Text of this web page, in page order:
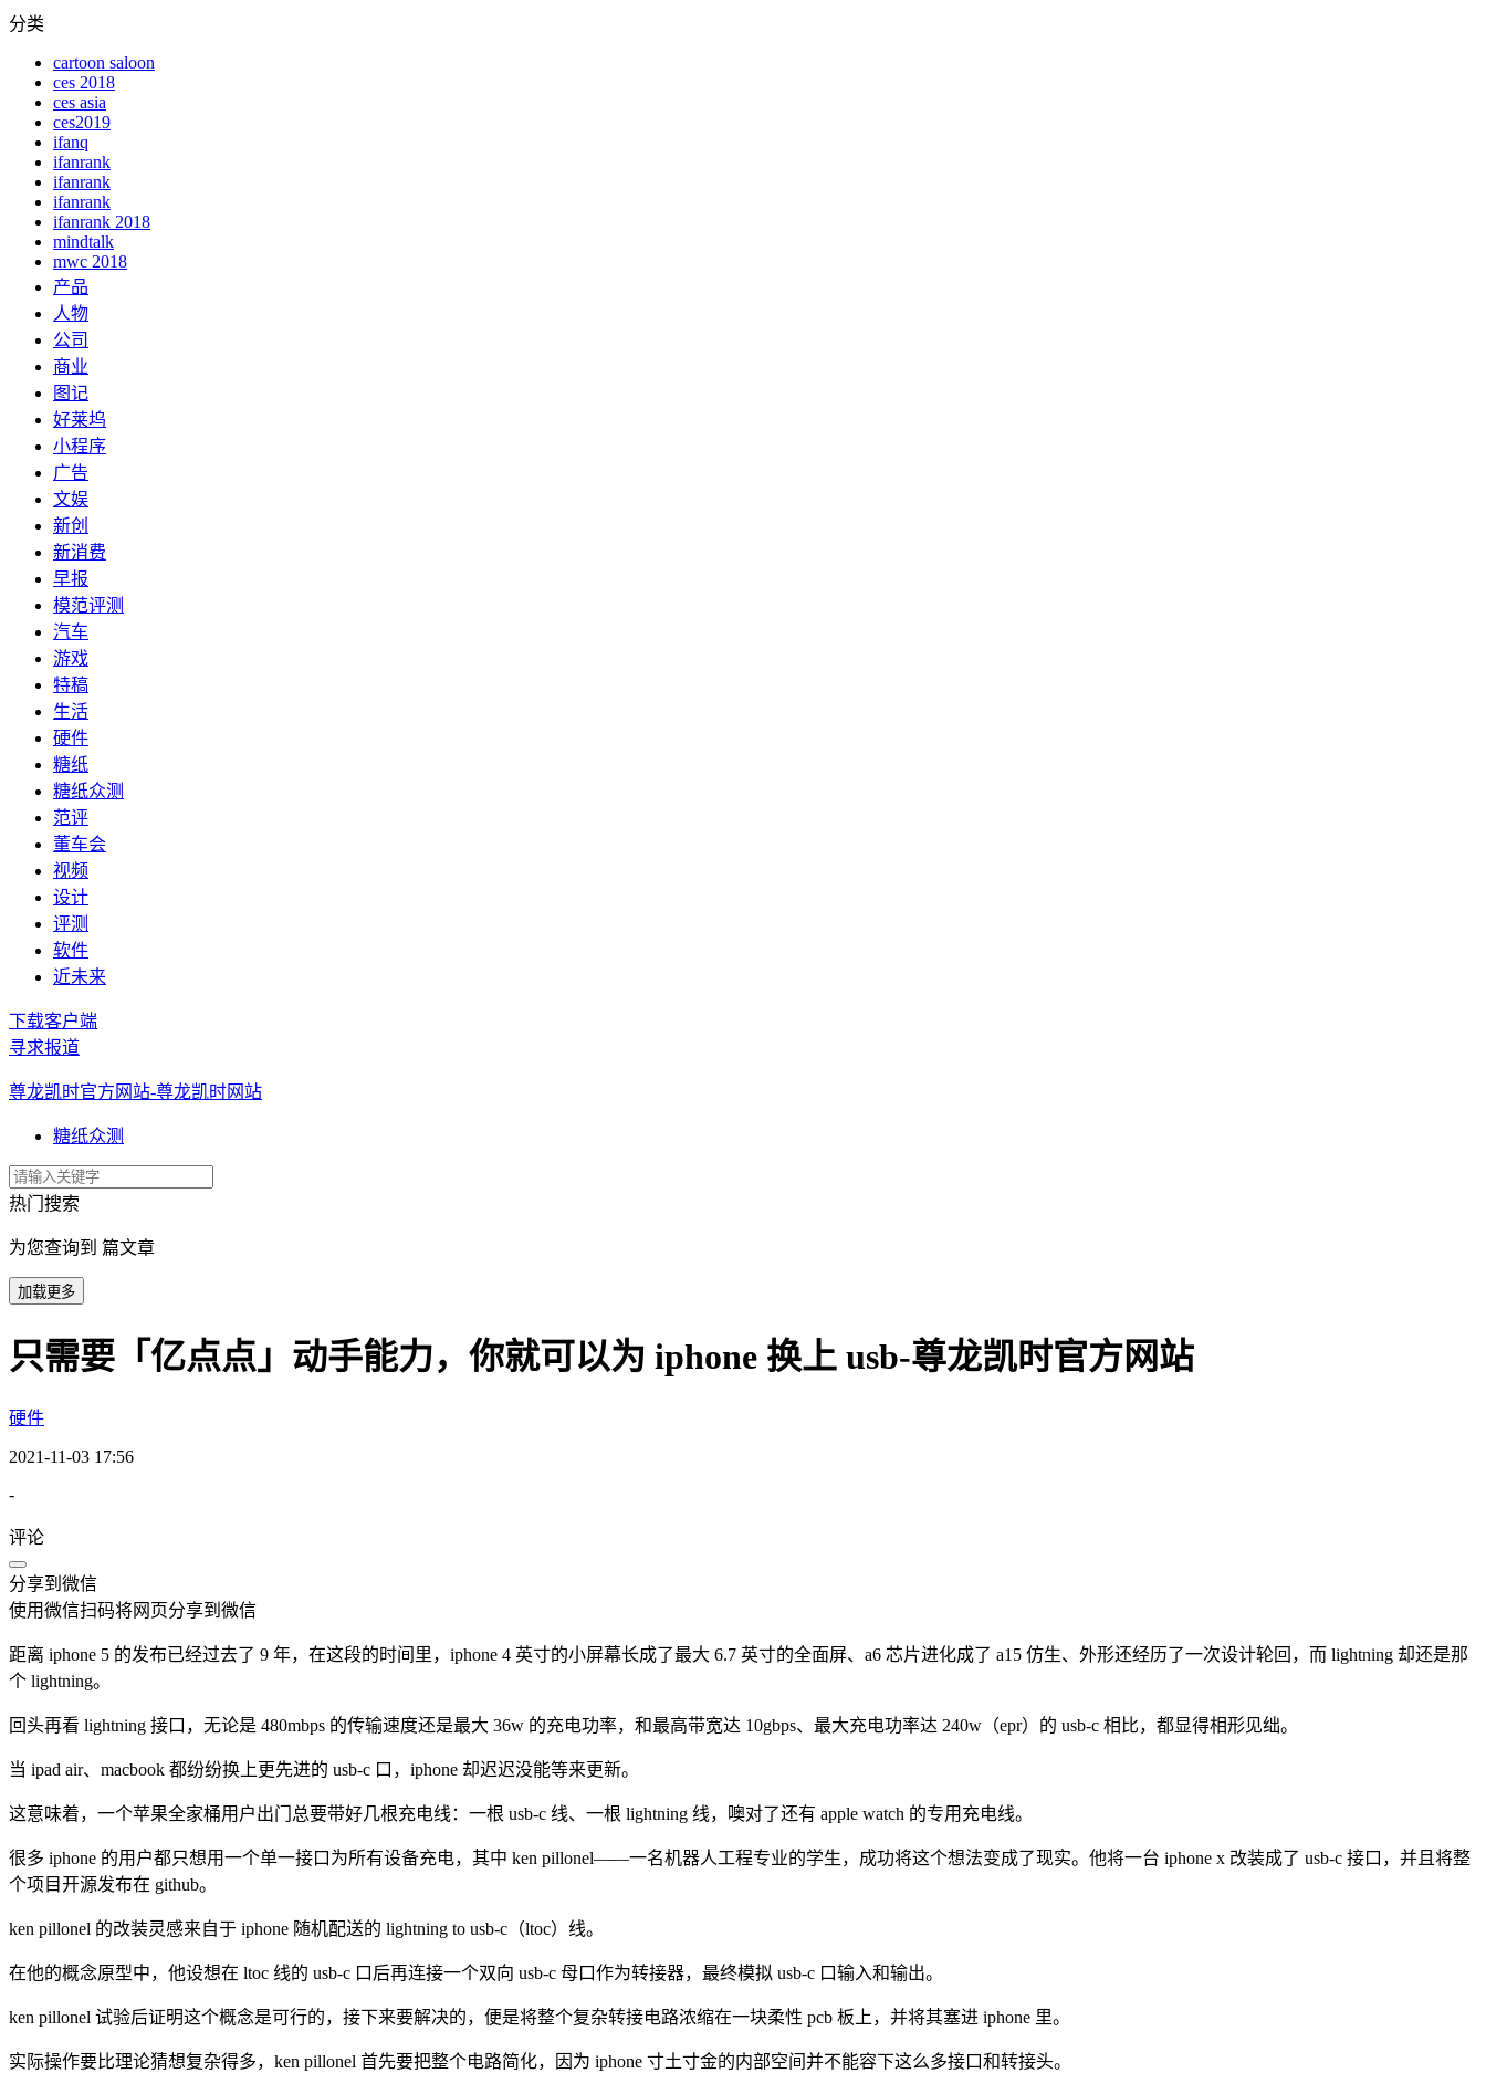
分类
cartoon saloon
ces 2018
ces asia
ces2019
ifanq
ifanrank
ifanrank
ifanrank
ifanrank 2018
mindtalk
mwc 2018
产品
人物
公司
商业
图记
好莱坞
小程序
广告
文娱
新创
新消费
早报
模范评测
汽车
游戏
特稿
生活
硬件
糖纸
糖纸众测
范评
董车会
视频
设计
评测
软件
近未来
下载客户端
寻求报道
尊龙凯时官方网站-尊龙凯时网站
糖纸众测
热门搜索
为您查询到 篇文章
加载更多
只需要「亿点点」动手能力，你就可以为 iphone 换上 usb-尊龙凯时官方网站
硬件
2021-11-03 17:56
-
评论
分享到微信
使用微信扫码将网页分享到微信
距离 iphone 5 的发布已经过去了 9 年，在这段的时间里，iphone 4 英寸的小屏幕长成了最大 6.7 英寸的全面屏、a6 芯片进化成了 a15 仿生、外形还经历了一次设计轮回，而 lightning 却还是那
个 lightning。
回头再看 lightning 接口，无论是 480mbps 的传输速度还是最大 36w 的充电功率，和最高带宽达 10gbps、最大充电功率达 240w（epr）的 usb-c 相比，都显得相形见绌。
当 ipad air、macbook 都纷纷换上更先进的 usb-c 口，iphone 却迟迟没能等来更新。
这意味着，一个苹果全家桶用户出门总要带好几根充电线：一根 usb-c 线、一根 lightning 线，噢对了还有 apple watch 的专用充电线。
很多 iphone 的用户都只想用一个单一接口为所有设备充电，其中 ken pillonel——一名机器人工程专业的学生，成功将这个想法变成了现实。他将一台 iphone x 改装成了 usb-c 接口，并且将整
个项目开源发布在 github。
ken pillonel 的改装灵感来自于 iphone 随机配送的 lightning to usb-c（ltoc）线。
在他的概念原型中，他设想在 ltoc 线的 usb-c 口后再连接一个双向 usb-c 母口作为转接器，最终模拟 usb-c 口输入和输出。
ken pillonel 试验后证明这个概念是可行的，接下来要解决的，便是将整个复杂转接电路浓缩在一块柔性 pcb 板上，并将其塞进 iphone 里。
实际操作要比理论猜想复杂得多，ken pillonel 首先要把整个电路简化，因为 iphone 寸土寸金的内部空间并不能容下这么多接口和转接头。